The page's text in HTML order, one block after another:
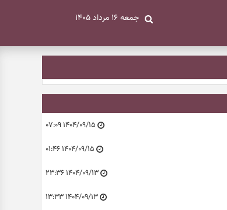
جمعه ۱۶ مرداد ۱۴۰۵
۱۴۰۴/۰۹/۱۵ ۰۷:۰۹
۱۴۰۴/۰۹/۱۵ ۰۱:۴۶
۱۴۰۴/۰۹/۱۳ ۲۳:۳۶
۱۴۰۴/۰۹/۱۳ ۱۳:۳۳